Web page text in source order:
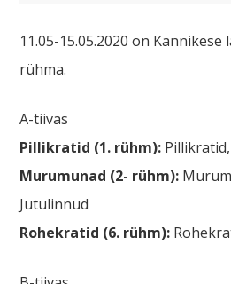
11.05-15.05.2020 on Kannikese
rühma.
A-tiivas
Pillikratid (1. rühm):
Murumunad (2- rühm):
Jutulinnud
Rohekratid (6. rühm):